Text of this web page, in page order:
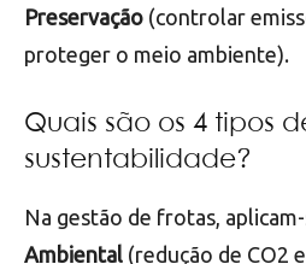
Preservação (controlar
proteger o meio ambiente).
Quais são os 4 tipos
sustentabilidade?
Na gestão de frotas,
Ambiental (redução de CO2